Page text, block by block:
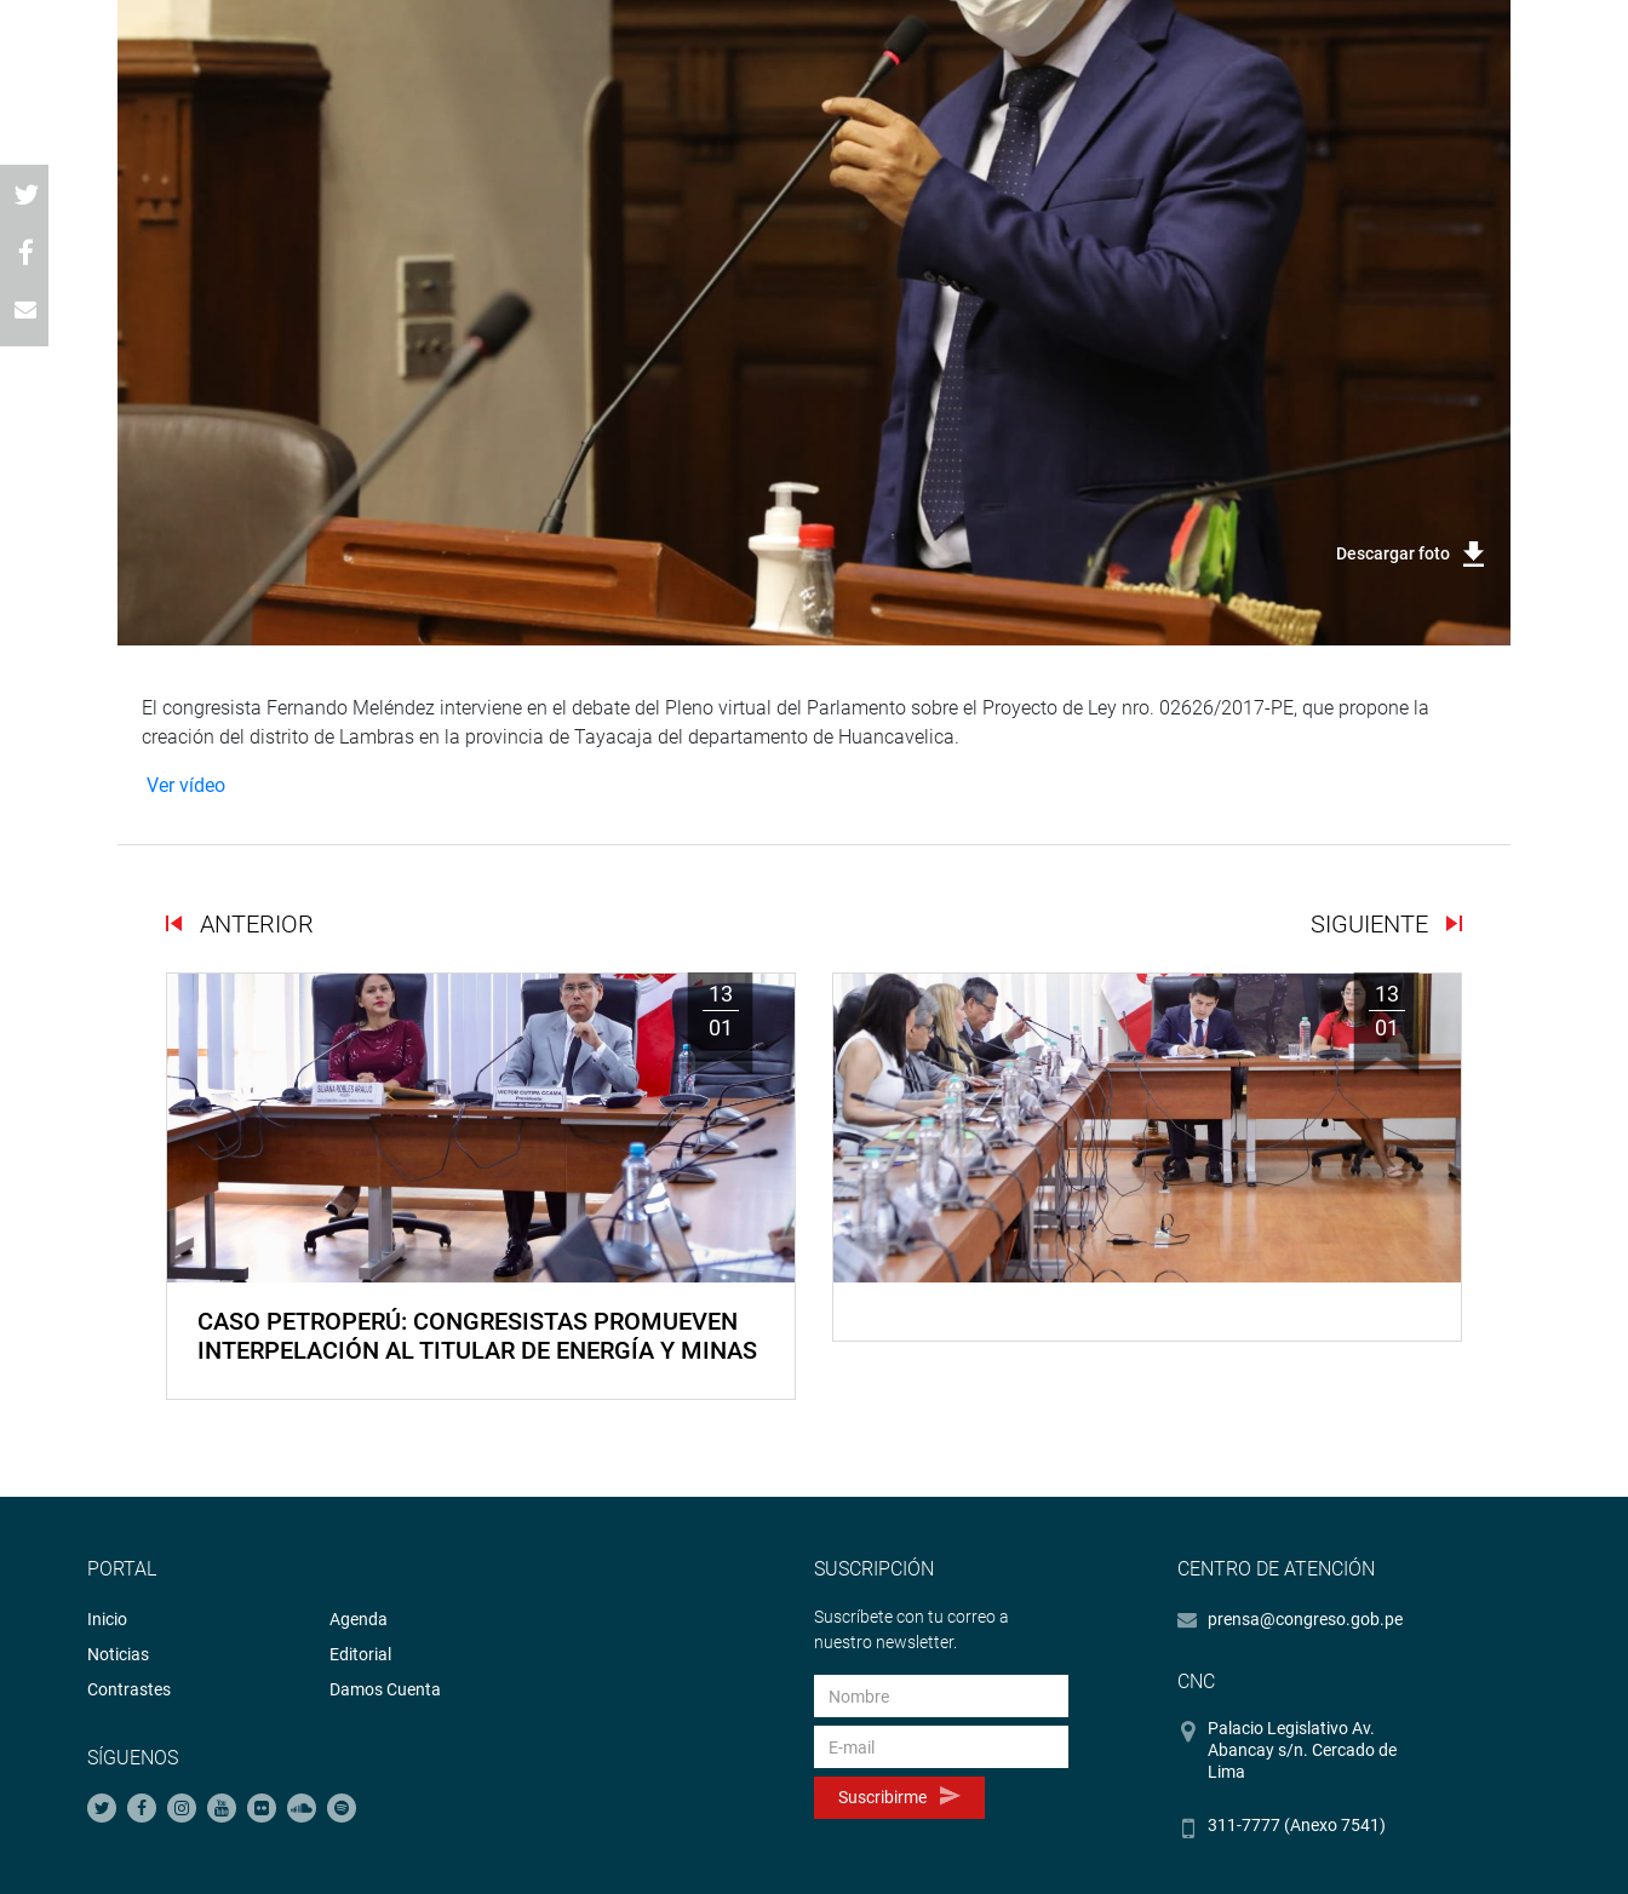
Descargar foto
El congresista Fernando Meléndez interviene en el debate del Pleno virtual del Parlamento sobre el Proyecto de Ley nro. 02626/2017-PE, que propone la
creación del distrito de Lambras en la provincia de Tayacaja del departamento de Huancavelica.
Ver vídeo
ANTERIOR SIGUIENTE
13
01
CASO PETROPERÚ: CONGRESISTAS PROMUEVEN
INTERPELACIÓN AL TITULAR DE ENERGÍA Y MINAS
13
01
PORTAL
Inicio
Noticias
Contrastes
Agenda
Editorial
Damos Cuenta
SÍGUENOS
SUSCRIPCIÓN
Suscríbete con tu correo a
nuestro newsletter.
Suscribirme
CENTRO DE ATENCIÓN
prensa@congreso.gob.pe
CNC
Palacio Legislativo Av.
Abancay s/n. Cercado de
Lima
311-7777 (Anexo 7541)